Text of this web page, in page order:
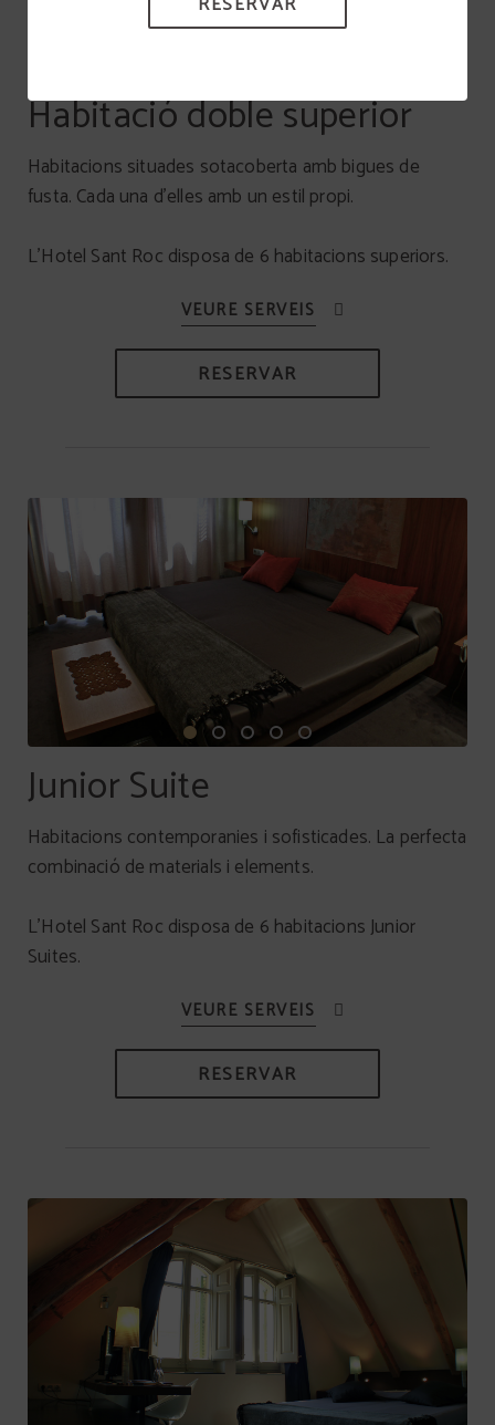
Habitació doble superior
Habitacions situades sotacoberta amb bigues de
fusta. Cada una d’elles amb un estil propi.
L’Hotel Sant Roc disposa de 6 habitacions superiors.
RESERVAR
Junior Suite
Habitacions contemporanies i sofisticades. La perfecta
combinació de materials i elements.
L’Hotel Sant Roc disposa de 6 habitacions Junior
Suites.
RESERVAR